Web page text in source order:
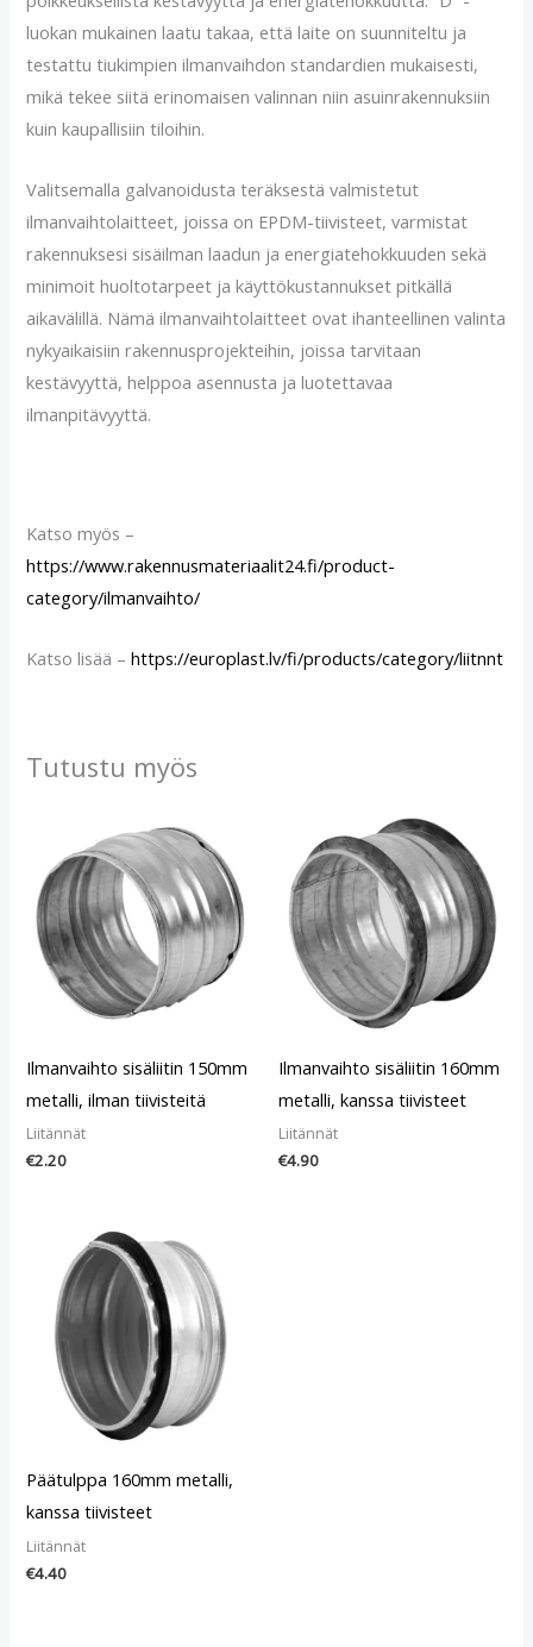
luokan mukainen laatu takaa, että laite on suunniteltu ja
testattu tiukimpien ilmanvaihdon standardien mukaisesti,
mikä tekee siitä erinomaisen valinnan niin asuinrakennuksiin
kuin kaupallisiin tiloihin.
Valitsemalla galvanoidusta teräksestä valmistetut
ilmanvaihtolaitteet, joissa on EPDM-tiivisteet, varmistat
rakennuksesi sisäilman laadun ja energiatehokkuuden sekä
minimoit huoltotarpeet ja käyttökustannukset pitkällä
aikavälillä. Nämä ilmanvaihtolaitteet ovat ihanteellinen valinta
nykyaikaisiin rakennusprojekteihin, joissa tarvitaan
kestävyyttä, helppoa asennusta ja luotettavaa
ilmanpitävyyttä.
Katso myös –
https://www.rakennusmateriaalit24.fi/product-
category/ilmanvaihto/
Katso lisää –https://europlast.lv/fi/products/category/liitnnt
Tutustu myös
Ilmanvaihto sisäliitin 150mm
metalli, ilman tiivisteitä
Liitännät
€2.20
Ilmanvaihto sisäliitin 160mm
metalli, kanssa tiivisteet
Liitännät
€4.90
Päätulppa 160mm metalli,
kanssa tiivisteet
Liitännät
€4.40